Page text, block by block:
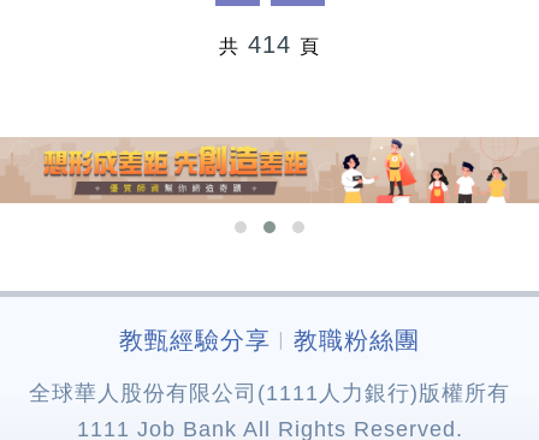
共 414 頁
教甄經驗分享 教職粉絲團
全球華人股份有限公司(1111人力銀行)版權所有
1111 Job Bank All Rights Reserved.